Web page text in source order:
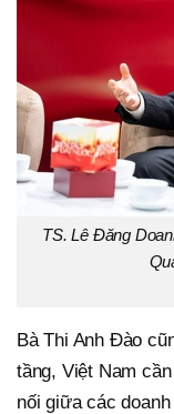
TS. Lê Đăng
Bà Thi Anh Đào
tầng, Việt Nam
nối giữa các